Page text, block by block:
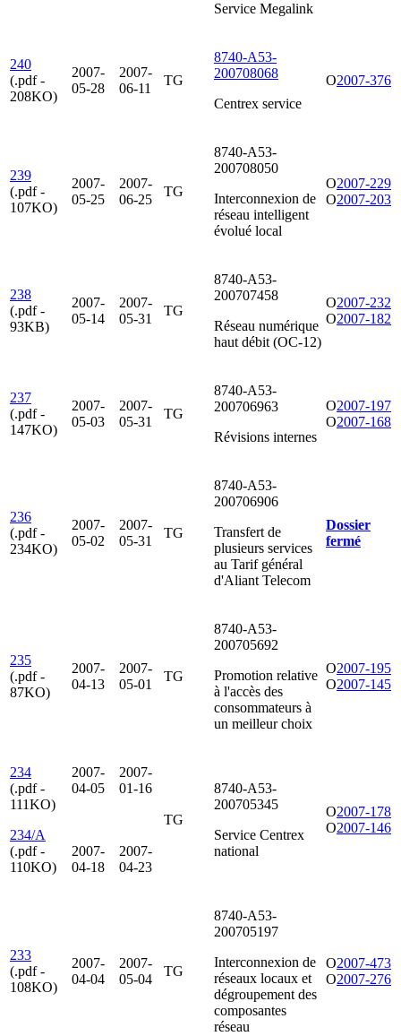
Service Megalink
240
(.pdf -
208KO)
2007-
05-28
2007-
06-11
TG
8740-A53-
200708068
Centrex service
O2007-376
239
(.pdf -
107KO)
2007-
05-25
2007-
06-25
TG
8740-A53-
200708050
Interconnexion de
réseau intelligent
évolué local
O2007-229
O2007-203
238
(.pdf -
93KB)
2007-
05-14
2007-
05-31
TG
8740-A53-
200707458
Réseau numérique
haut débit (OC-12)
O2007-232
O2007-182
237
(.pdf -
147KO)
2007-
05-03
2007-
05-31
TG
8740-A53-
200706963
Révisions internes
O2007-197
O2007-168
236
(.pdf -
234KO)
2007-
05-02
2007-
05-31
TG
8740-A53-
200706906
Transfert de
plusieurs services
au Tarif général
d'Aliant Telecom
Dossier
fermé
235
(.pdf -
87KO)
2007-
04-13
2007-
05-01
TG
8740-A53-
200705692
Promotion relative
à l'accès des
consommateurs à
un meilleur choix
O2007-195
O2007-145
234
(.pdf -
111KO)
234/A
(.pdf -
110KO)
2007-
04-05
2007-
04-18
2007-
01-16
2007-
04-23
TG
8740-A53-
200705345
Service Centrex
national
O2007-178
O2007-146
233
(.pdf -
108KO)
2007-
04-04
2007-
05-04
TG
8740-A53-
200705197
Interconnexion de
réseaux locaux et
dégroupement des
composantes
réseau
O2007-473
O2007-276